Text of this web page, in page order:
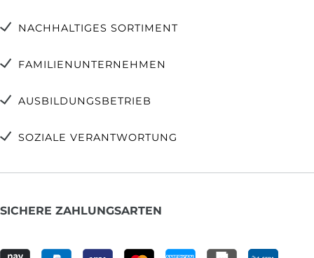
NACHHALTIGES SORTIMENT
FAMILIENUNTERNEHMEN
AUSBILDUNGSBETRIEB
SOZIALE VERANTWORTUNG
SICHERE ZAHLUNGSARTEN